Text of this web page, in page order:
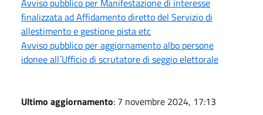
Avviso pubblico per Manifestazione di interesse
finalizzata ad Affidamento diretto del Servizio di
allestimento e gestione pista etc
Avviso pubblico per aggiornamento albo persone
idonee all´Ufficio di scrutatore di seggio elettorale
Ultimo aggiornamento: 7 novembre 2024, 17:13